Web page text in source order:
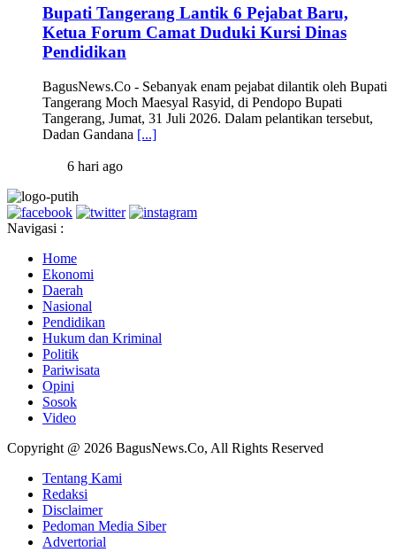
Bupati Tangerang Lantik 6 Pejabat Baru,
Ketua Forum Camat Duduki Kursi Dinas
Pendidikan
BagusNews.Co - Sebanyak enam pejabat dilantik oleh Bupati
Tangerang Moch Maesyal Rasyid, di Pendopo Bupati
Tangerang, Jumat, 31 Juli 2026. Dalam pelantikan tersebut,
Dadan Gandana [...]
6 hari ago
Navigasi :
Home
Ekonomi
Daerah
Nasional
Pendidikan
Hukum dan Kriminal
Politik
Pariwisata
Opini
Sosok
Video
Copyright @ 2026 BagusNews.Co, All Rights Reserved
Tentang Kami
Redaksi
Disclaimer
Pedoman Media Siber
Advertorial